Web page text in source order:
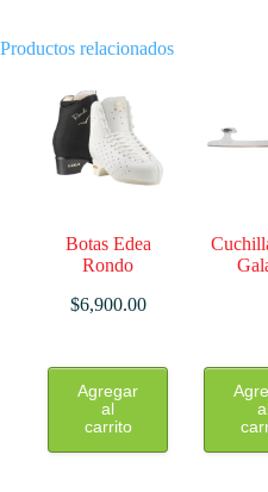
Productos relacionados
Botas Edea
Rondo
$6,900.00
Agregar
al
carrito
Este
producto
tiene